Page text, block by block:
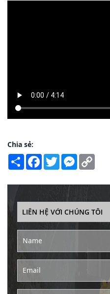
Chia sẻ:
Share Facebook
TwitterMessenger
LIÊN HỆ VỚI CHÚNG TÔI
Name
Email